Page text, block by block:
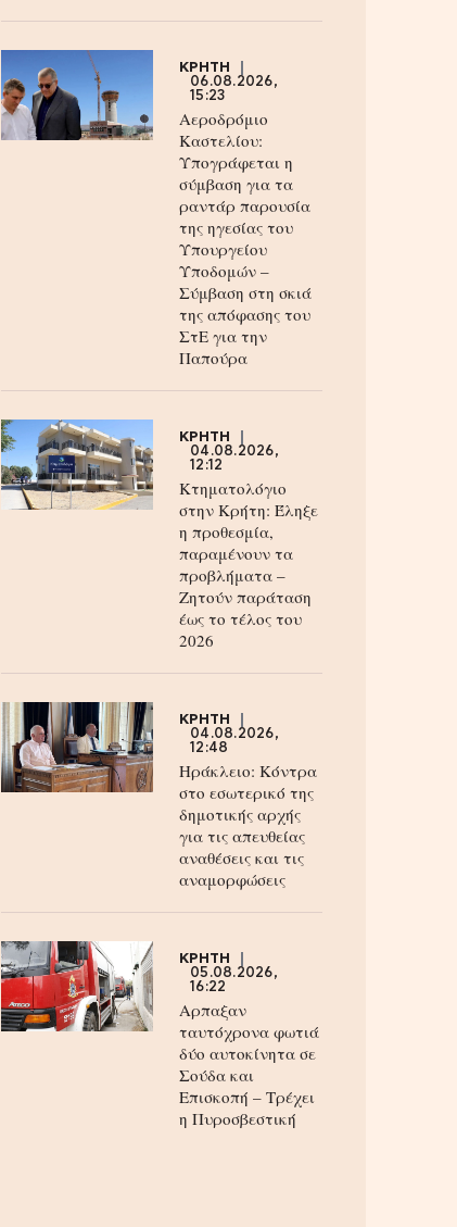
ΚΡΗΤΗ
06.08.2026,
15:23
Αεροδρόμιο
Καστελίου:
Υπογράφεται η
σύμβαση για τα
ραντάρ παρουσία
της ηγεσίας του
Υπουργείου
Υποδομών –
Σύμβαση στη σκιά
της απόφασης του
ΣτΕ για την
Παπούρα
ΚΡΗΤΗ
04.08.2026,
12:12
Κτηματολόγιο
στην Κρήτη: Έληξε
η προθεσμία,
παραμένουν τα
προβλήματα –
Ζητούν παράταση
έως το τέλος του
2026
ΚΡΗΤΗ
04.08.2026,
12:48
Ηράκλειο: Κόντρα
στο εσωτερικό της
δημοτικής αρχής
για τις απευθείας
αναθέσεις και τις
αναμορφώσεις
ΚΡΗΤΗ
05.08.2026,
16:22
Αρπαξαν
ταυτόχρονα φωτιά
δύο αυτοκίνητα σε
Σούδα και
Επισκοπή – Τρέχει
η Πυροσβεστική